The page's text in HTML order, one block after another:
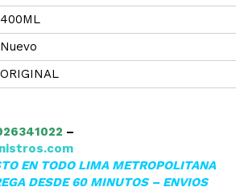
400ML
Nuevo
ORIGINAL
–
EN TODO LIMA METROPOLITANA
DESDE 60 MINUTOS – ENVIOS